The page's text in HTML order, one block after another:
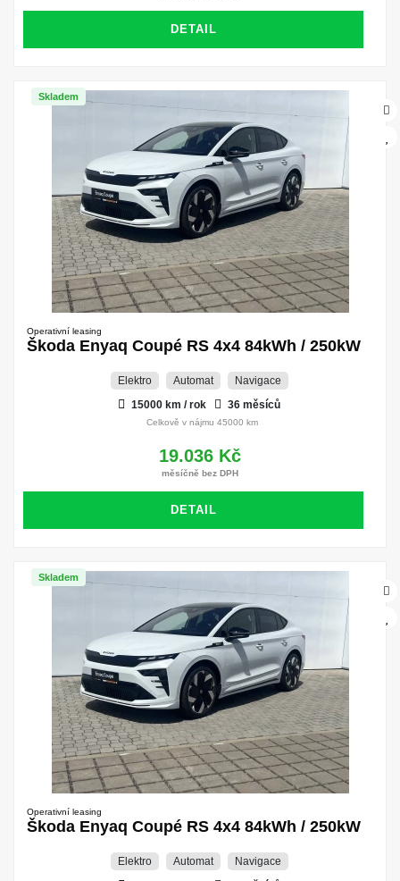
DETAIL
Skladem
Operativní leasing
Škoda Enyaq Coupé RS 4x4 84kWh / 250kW
Elektro Automat
Navigace
15000 km / rok
36 měsíců
Celkově v nájmu 45000 km
19.036 Kč
měsíčně bez DPH
DETAIL
Skladem
Operativní leasing
Škoda Enyaq Coupé RS 4x4 84kWh / 250kW
Elektro Automat
Navigace